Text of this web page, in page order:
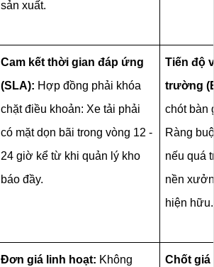
sản xuất.
Cam kết thời gian đáp ứng
(SLA): Hợp đồng phải khóa
chặt điều khoản: Xe tải phải
có mặt dọn bãi trong vòng 12 -
24 giờ kể từ khi quản lý kho
báo đầy.
Tiến độ
trường
chót bàn
Ràng
nếu quá
nền
hiện hữu.
Đơn giá linh hoạt: Không
Chốt giá